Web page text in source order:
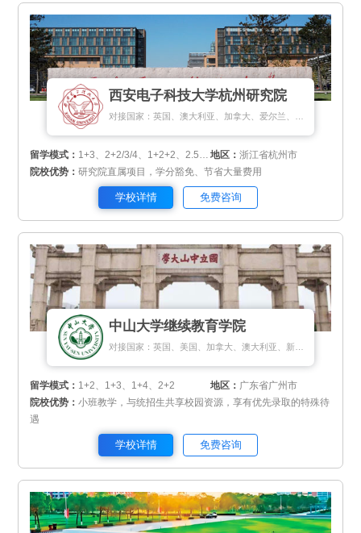
西安电子科技大学杭州研究院
留学模式： 1+3、2+2/3/4、1+2+2、2.5+1+0.5 地区：浙江省杭州市
院校优势：研究院直属项目，学分豁免、节省大量费用
学校详情 免费咨询
中山大学继续教育学院
留学模式： 1+2、1+3、1+4、2+2 地区： 广东省广州市
院校优势：小班教学，与统招生共享校园资源，享有优先录取的特殊待
遇
学校详情 免费咨询